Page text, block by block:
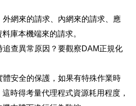
外網來的請求、內網來的請求、應
庫本機端來的請求。
追查異常原因？要觀察DAM正規化
安全的保護，如果有特殊作業時
時得考量代理程式資源耗用程度，